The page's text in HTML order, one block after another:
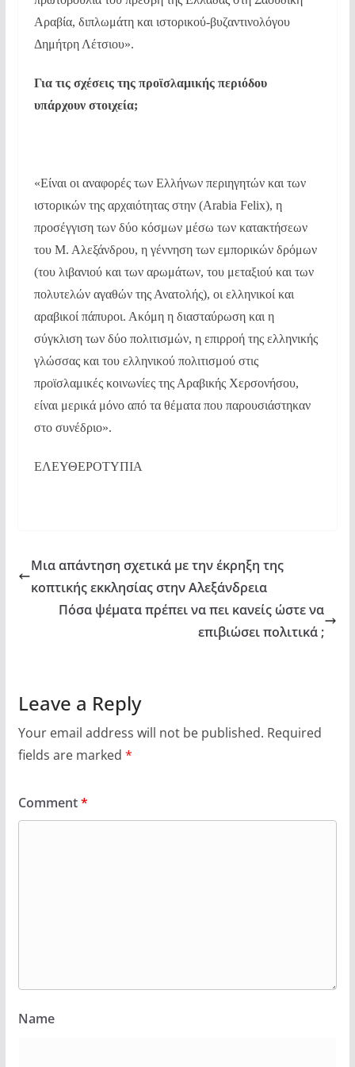
Αραβία, διπλωμάτη και ιστορικού-βυζαντινολόγου
Δημήτρη Λέτσιου».
Για τις σχέσεις της προϊσλαμικής περιόδου
υπάρχουν στοιχεία;
«Είναι οι αναφορές των Ελλήνων περιηγητών και των
ιστορικών της αρχαιότητας στην (Arabia Felix), η
προσέγγιση των δύο κόσμων μέσω των κατακτήσεων
του Μ. Αλεξάνδρου, η γέννηση των εμπορικών δρόμων
(του λιβανιού και των αρωμάτων, του μεταξιού και των
πολυτελών αγαθών της Ανατολής), οι ελληνικοί και
αραβικοί πάπυροι. Ακόμη η διασταύρωση και η
σύγκλιση των δύο πολιτισμών, η επιρροή της ελληνικής
γλώσσας και του ελληνικού πολιτισμού στις
προϊσλαμικές κοινωνίες της Αραβικής Χερσονήσου,
είναι μερικά μόνο από τα θέματα που παρουσιάστηκαν
στο συνέδριο».
ΕΛΕΥΘΕΡΟΤΥΠΙΑ
Μια απάντηση σχετικά με την έκρηξη της
κοπτικής εκκλησίας στην Αλεξάνδρεια
Πόσα ψέματα πρέπει να πει κανείς ώστε να
επιβιώσει πολιτικά ;
Leave a Reply
Your email address will not be published. Required
fields are marked *
Comment*
Name